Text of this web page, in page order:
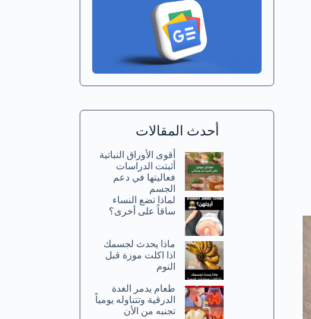
أحدث المقالات
أقوى الأوراق النباتية
أثبتت الدراسات
فعاليتها في دعم
الجسم
لماذا تضع النساء
ساقاً على أخرى؟
ماذا يحدث لجسمك
اذا اكلت موزة قبل
النوم
طعام يدمر الغدة
الدرقية وتتناوله يومياً
تجنبه من الأن